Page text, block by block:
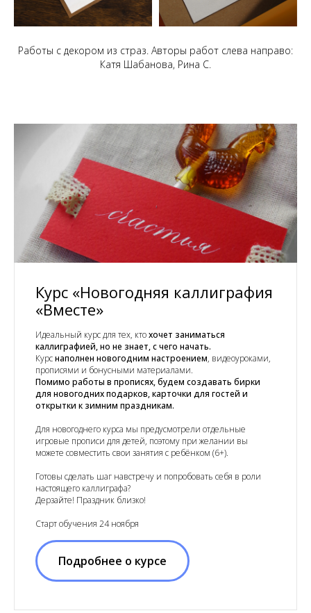
Работы с декором из страз. Авторы работ слева направо:
Катя Шабанова, Рина С.
Курс «Новогодняя каллиграфия
«Вместе»
Идеальный курс для тех, ктохочет заниматься
каллиграфией, но не знает, с чего начать.
Курснаполнен новогодним настроением, видеоуроками,
прописями и бонусными материалами.
Помимо работы в прописях, будем создавать бирки
для новогодних подарков, карточки для гостей и
открытки к зимним праздникам.
Для новогоднего курса мы предусмотрели отдельные
игровые прописи для детей, поэтому при желании вы
можете совместить свои занятия с ребёнком (6+).
Готовы сделать шаг навстречу и попробовать себя в роли
настоящего каллиграфа?
Дерзайте! Праздник близко!
Старт обучения 24 ноября
Подробнее о курсе